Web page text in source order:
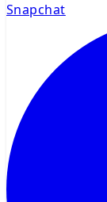
Snapchat